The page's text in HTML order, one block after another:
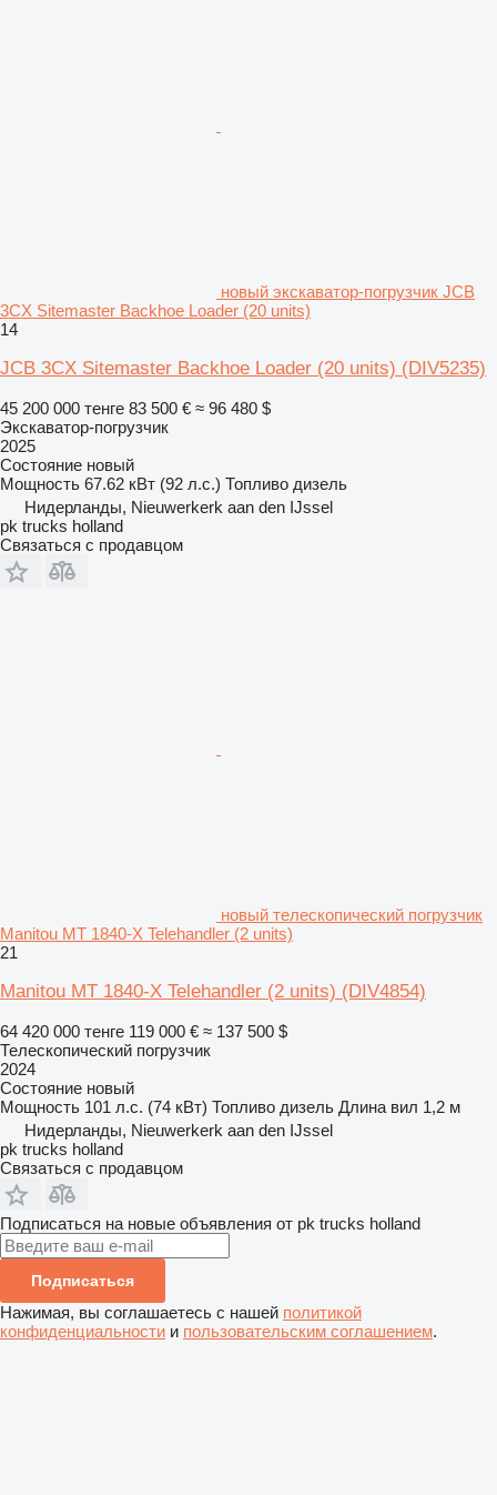
новый экскаватор-погрузчик JCB
3CX Sitemaster Backhoe Loader (20 units)
14
JCB 3CX Sitemaster Backhoe Loader (20 units) (DIV5235)
45 200 000 тенге 83 500 € ≈ 96 480 $
Экскаватор-погрузчик
2025
Состояние новый
Мощность 67.62 кВт (92 л.с.) Топливо дизель
Нидерланды, Nieuwerkerk aan den IJssel
pk trucks holland
Связаться с продавцом
новый телескопический погрузчик
Manitou MT 1840-X Telehandler (2 units)
21
Manitou MT 1840-X Telehandler (2 units) (DIV4854)
64 420 000 тенге 119 000 € ≈ 137 500 $
Телескопический погрузчик
2024
Состояние новый
Мощность 101 л.с. (74 кВт) Топливо дизель Длина вил 1,2 м
Нидерланды, Nieuwerkerk aan den IJssel
pk trucks holland
Связаться с продавцом
Подписаться на новые объявления от pk trucks holland
Подписаться
Нажимая, вы соглашаетесь с нашей политикой
конфиденциальности и пользовательским соглашением.